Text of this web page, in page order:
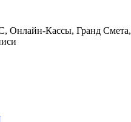
Онлайн-Кассы, Гранд Смета,